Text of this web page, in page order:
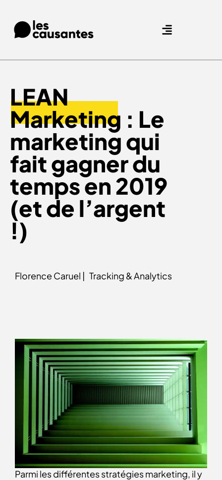
LEAN
Marketing : Le
marketing qui
fait gagner du
temps en 2019
(et de l’argent
!)
Florence Caruel | Tracking & Analytics
Parmi les différentes stratégies marketing, il y